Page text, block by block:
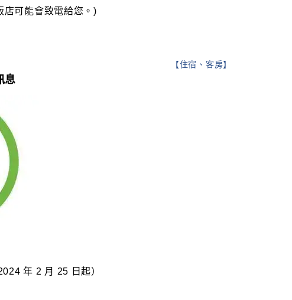
店可能會致電給您。)
【住宿、客房】
息
年 2 月 25 日起）